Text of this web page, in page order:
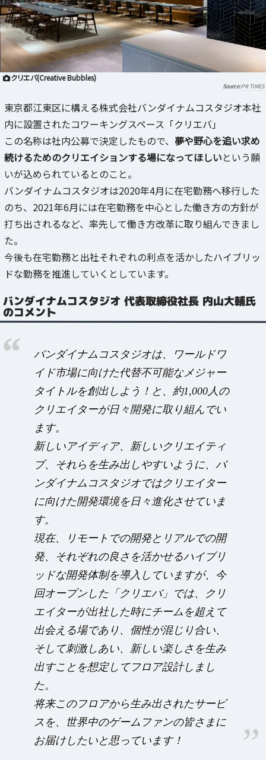
クリエバ(Creative Bubbles)
PR TIMES
東京都江東区に構える株式会社バンダイナムコスタジオ本社
内に設置されたコワーキングスペース「クリエバ」
この名称は社内公募で決定したもので、 夢や野心を追い求め
続けるためのクリエイションする場になってほしいという願
いが込められているとのこと。
バンダイナムコスタジオは2020年4月に在宅勤務へ移行した
のち、2021年6月には在宅勤務を中心とした働き方の方針が
打ち出されるなど、率先して働き方改革に取り組んできまし
た。
今後も在宅勤務と出社それぞれの利点を活かしたハイブリッ
ドな勤務を推進していくとしています。
バンダイナムコスタジオ 代表取締役社長 内山大輔氏
のコメント
バンダイナムコスタジオは、ワールドワ
イド市場に向けた代替不可能なメジャー
タイトルを創出しよう！と、約1,000人の
クリエイターが日々開発に取り組んでい
ます。
新しいアイディア、新しいクリエイティ
ブ、それらを生み出しやすいように、バ
ンダイナムコスタジオではクリエイター
に向けた開発環境を日々進化させていま
す。
現在、リモートでの開発とリアルでの開
発、それぞれの良さを活かせるハイブリ
ッドな開発体制を導入していますが、今
回オープンした「クリエバ」では、クリ
エイターが出社した時にチームを超えて
出会える場であり、個性が混じり合い、
そして刺激しあい、新しい楽しさを生み
出すことを想定してフロア設計しまし
た。
将来このフロアから生み出されたサービ
スを、世界中のゲームファンの皆さまに
お届けしたいと思っています！